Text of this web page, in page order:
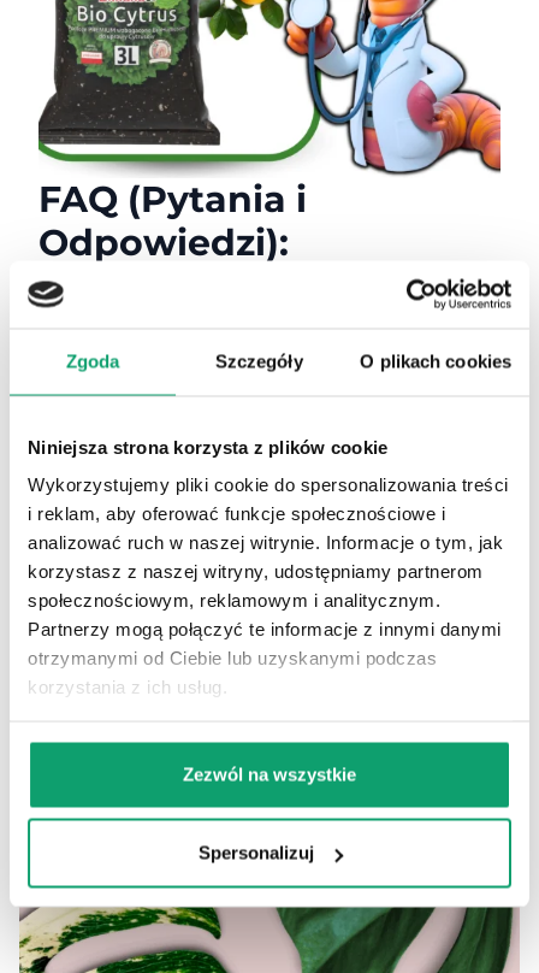
Zgoda Szczegóły O plikach cookies
Niniejsza strona korzysta z plików cookie
Wykorzystujemy pliki cookie do spersonalizowania treści
i reklam, aby oferować funkcje społecznościowe i
analizować ruch w naszej witrynie. Informacje o tym, jak
korzystasz z naszej witryny, udostępniamy partnerom
społecznościowym, reklamowym i analitycznym.
Partnerzy mogą połączyć te informacje z innymi danymi
otrzymanymi od Ciebie lub uzyskanymi podczas
korzystania z ich usług.
Zezwól na wszystkie
Spersonalizuj
FAQ (Pytania i
Odpowiedzi):
Czy mogę używać tego podłoża do innych roślin?
podobnych wymaganiach.
pozostawiając miejsce na podlewanie.
Czy podłoże jest gotowe do użycia?
✅ Tak, nie wymaga dodatkowego przygotowania ani
mieszania.